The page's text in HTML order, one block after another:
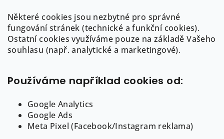
Některé cookies jsou nezbytné pro správné
fungování stránek (technické a funkční cookies).
Ostatní cookies využíváme pouze na základě Vašeho
souhlasu (např. analytické a marketingové).
Používáme například cookies od:
Google Analytics
Google Ads
Meta Pixel (Facebook/Instagram reklama)
d
a
c
í
r
v
p
a
Kontakt
info@auree.cz
722 21 21 92
Informace pro Vás